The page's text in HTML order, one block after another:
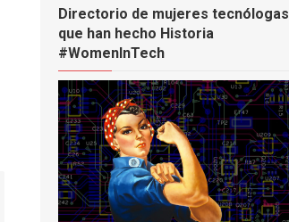
Directorio de mujeres tecnólogas
que han hecho Historia
#WomenInTech